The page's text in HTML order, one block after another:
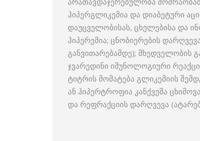
ჰიპერგლიკემია და დიაბეტური
დაუცველობისას, ცხელებისა და
ჰიპერემია; ცნობიერების
განვითარებამდე); მხედველობის
ჯვარედინი იმუნოლოგიური
ტიტრის მომატება გლიკემიის
ან ჰიპერტროფია კანქვეშა
და რეფრაქციის დარღვევა